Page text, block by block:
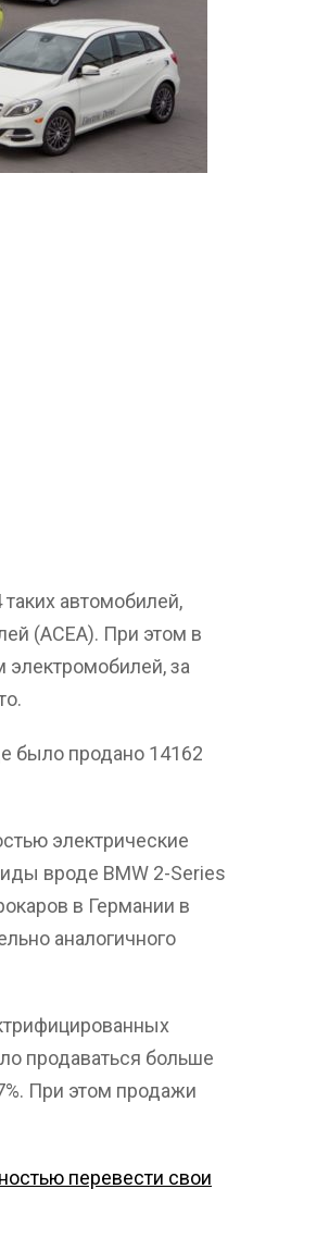
автомобилей,
(ACEA). При этом в
за
было продано 14162
электрические
вроде BMW 2-Series
в Германии в
аналогичного
продаваться больше
При этом продажи
перевести свои